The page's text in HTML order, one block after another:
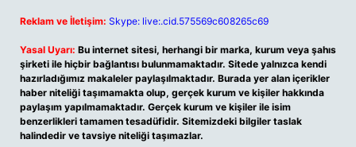
Reklam ve İletişim: Skype: live:.cid.575569c608265c69
Yasal Uyarı: Bu internet sitesi, herhangi bir marka, kurum veya şahıs
şirketi ile hiçbir bağlantısı bulunmamaktadır. Sitede yalnızca kendi
hazırladığımız makaleler paylaşılmaktadır. Burada yer alan içerikler
haber niteliği taşımamakta olup, gerçek kurum ve kişiler hakkında
paylaşım yapılmamaktadır. Gerçek kurum ve kişiler ile isim
benzerlikleri tamamen tesadüfidir. Sitemizdeki bilgiler taslak
halindedir ve tavsiye niteliği taşımazlar.